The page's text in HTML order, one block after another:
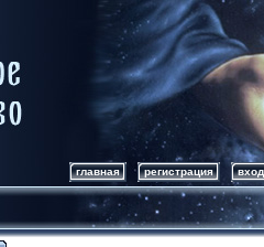
главная регистрация вход